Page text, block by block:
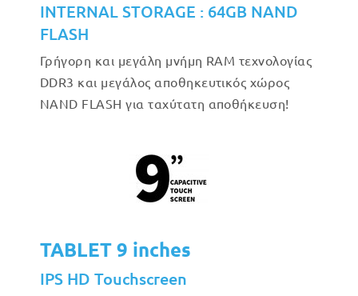
INTERNAL STORAGE : 64GB NAND
FLASH
Γρήγορη και μεγάλη μνήμη RAM τεχνολογίας
DDR3 και μεγάλος αποθηκευτικός χώρος
NAND FLASH για ταχύτατη αποθήκευση!
TABLET 9 inches
IPS HD Touchscreen